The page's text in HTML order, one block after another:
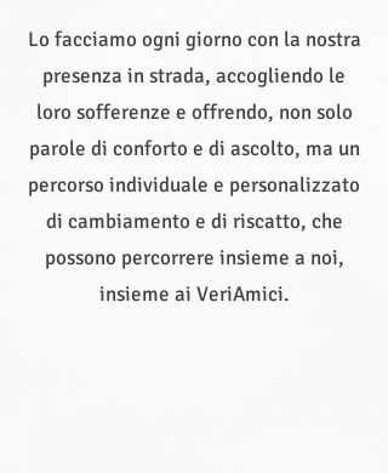
Lo facciamo ogni giorno con la nostra
presenza in strada, accogliendo le
loro sofferenze e offrendo, non solo
parole di conforto e di ascolto, ma un
percorso individuale e personalizzato
di cambiamento e di riscatto, che
possono percorrere insieme a noi,
insieme ai VeriAmici.